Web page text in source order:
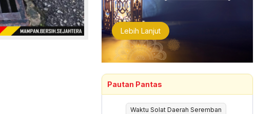
Lebih Lanjut
Pautan Pantas
Waktu Solat Daerah Seremban